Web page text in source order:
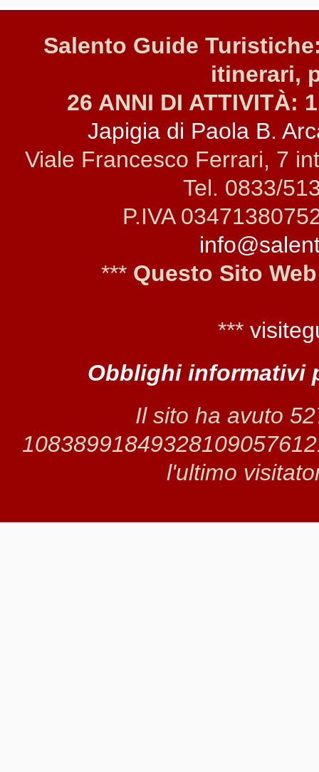
Salento Guide
itinerari,
26 ANNI DI ATTIVITÀ:
Japigia di Paola B.
Viale Francesco Ferrari, 7
Tel. 0833/
P.IVA
*** Questo Sito
***
Obblighi informativi
Il sito ha avuto
l'ultimo